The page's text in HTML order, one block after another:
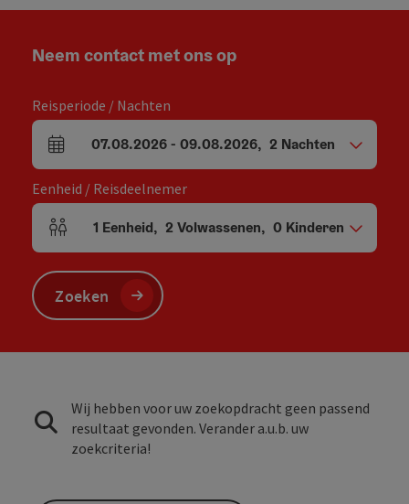
Neem contact met ons op
Reisperiode / Nachten
Velden voor aankomst en vertrek
07.08.2026- 09.08.2026, 2 Nachten
Eenheid / Reisdeelnemer
Aantal eenheden en persoonsvelden
1 Eenheid, 2 Volwassenen, 0 Kinderen
Zoeken
Wij hebben voor uw zoekopdracht geen passend
resultaat gevonden. Verander a.u.b. uw
zoekcriteria!